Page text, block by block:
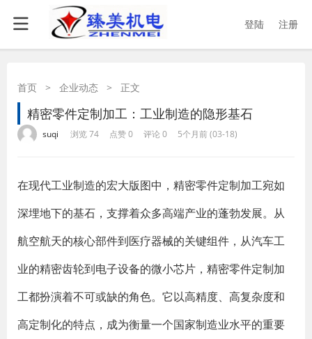
登陆 注册
首页 > 企业动态 > 正文
精密零件定制加工：工业制造的隐形基石
suqi 浏览 74 点赞 0 评论 0 5个月前 (03-18)
在现代工业制造的宏大版图中，精密零件定制加工宛如
深埋地下的基石，支撑着众多高端产业的蓬勃发展。从
航空航天的核心部件到医疗器械的关键组件，从汽车工
业的精密齿轮到电子设备的微小芯片，精密零件定制加
工都扮演着不可或缺的角色。它以高精度、高复杂度和
高定制化的特点，成为衡量一个国家制造业水平的重要